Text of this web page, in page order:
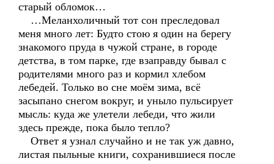
старый обломок…
…Меланхоличный тот сон преследовал
меня много лет: Будто стою я один на берегу
знакомого пруда в чужой стране, в городе
детства, в том парке, где взаправду бывал с
родителями много раз и кормил хлебом
лебедей. Только во сне моём зима, всё
засыпано снегом вокруг, и уныло пульсирует
мысль: куда же улетели лебеди, что жили
здесь прежде, пока было тепло?
Ответ я узнал случайно и не так уж давно,
листая пыльные книги, сохранившиеся после